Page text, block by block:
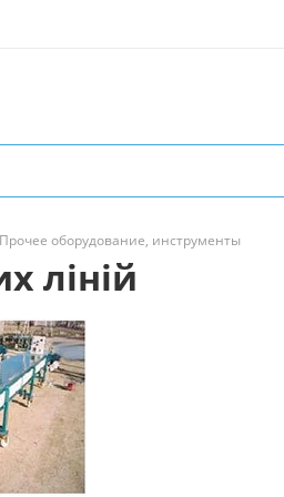
Прочее оборудование, инструменты
ліній